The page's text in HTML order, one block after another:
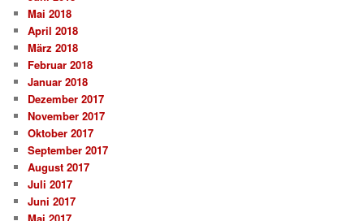
Mai 2018
April 2018
März 2018
Februar 2018
Januar 2018
Dezember 2017
November 2017
Oktober 2017
September 2017
August 2017
Juli 2017
Juni 2017